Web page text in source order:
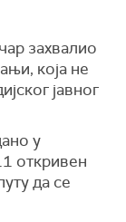
захвалио
која не
јавног
у
откривен
да се